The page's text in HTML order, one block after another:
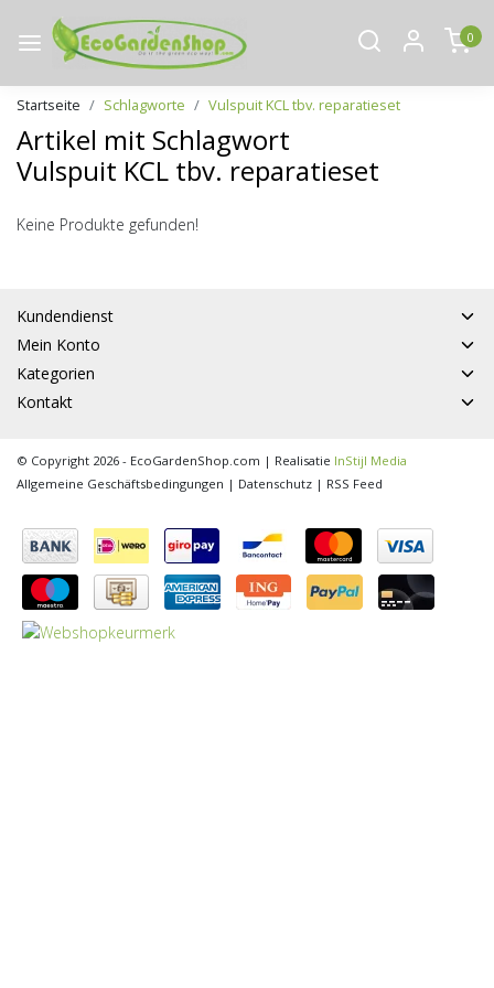
0
Startseite Schlagworte Vulspuit KCL tbv. reparatieset
Artikel mit Schlagwort
Vulspuit KCL tbv. reparatieset
Keine Produkte gefunden!
Kundendienst
Mein Konto
Kategorien
Kontakt
© Copyright 2026 - EcoGardenShop.com | Realisatie InStijl Media
Allgemeine Geschäftsbedingungen | Datenschutz | RSS Feed